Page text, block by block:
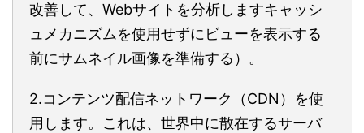
改善して、Webサイトを分析しますキャッシ
ュメカニズムを使用せずにビューを表示する
前にサムネイル画像を準備する）。
2.コンテンツ配信ネットワーク（CDN）を使
用します。これは、世界中に散在するサーバ